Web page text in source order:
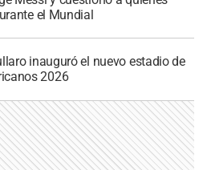
el Mundial
inauguró el nuevo estadio de
2026